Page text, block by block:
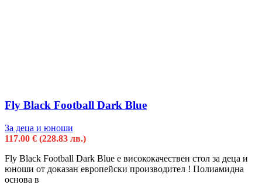
Fly Black Football Dark Blue
За деца и юноши
117.00 € (228.83 лв.)
Fly Black Football Dark Blue е висококачествен стол за деца и
юноши от доказан европейски производител ! Полиамидна
основa в